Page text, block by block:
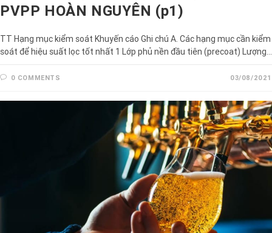
PVPP HOÀN NGUYÊN (p1)
TT Hạng mục kiểm soát Khuyến cáo Ghi chú A. Các hạng mục cần kiểm
soát để hiệu suất lọc tốt nhất 1 Lớp phủ nền đầu tiên (precoat) Lượng…
0 COMMENTS 03/08/2021